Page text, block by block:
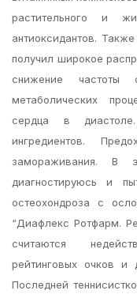
растительного и
антиоксидантов.
получил широкое
снижение частоты
метаболических
сердца в диастоле.
ингредиентов.
замораживания.
диагностируюсь и
остеохондроза с
“Диафлекс Ротфарм.
считаются
рейтинговых очков и
Последней